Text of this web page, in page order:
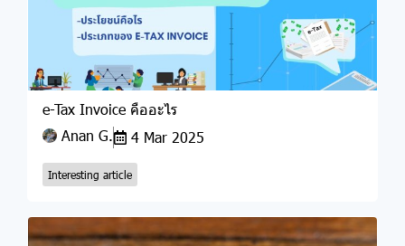
e-Tax Invoice คืออะไร
Anan G.
4 Mar 2025
Interesting article